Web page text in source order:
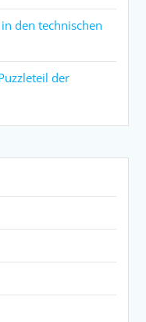
den technischen
der